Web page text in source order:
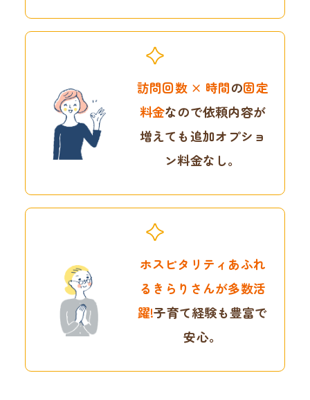
訪問回数 × 時間の固定
料金なので依頼内容が
増えても追加オプショ
ン料金なし。
ホスピタリティあふれ
る きらりさんが多数活
躍!子育て経験も豊富で
安心。